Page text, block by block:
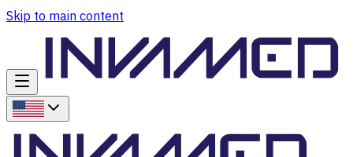
Skip to main content